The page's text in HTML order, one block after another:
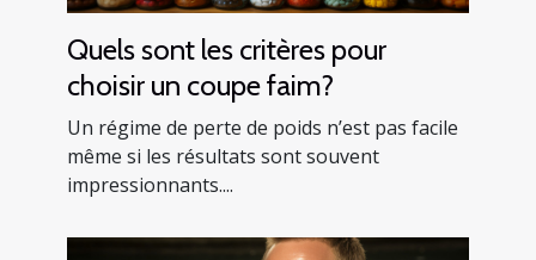
Quels sont les critères pour
choisir un coupe faim?
Un régime de perte de poids n’est pas facile
même si les résultats sont souvent
impressionnants....